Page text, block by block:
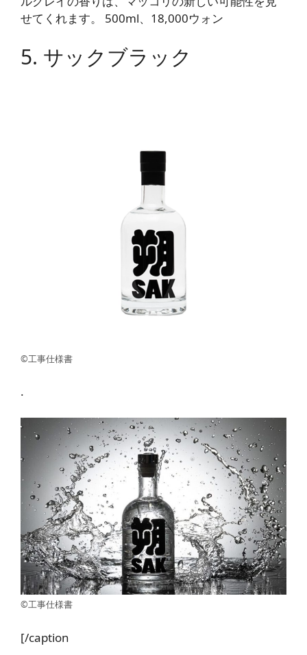
せてくれます。 500ml、18,000ウォン
5. サックブラック
©工事仕様書
.
©工事仕様書
[/caption